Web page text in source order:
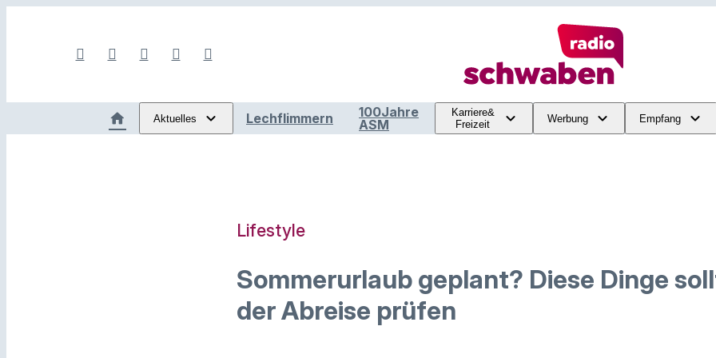
Aktuelles Lechflimmern
100Jahre
ASM
Karriere&
Freizeit
Werbung Empfang
Lifestyle
Sommerurlaub geplant? Diese Dinge
der Abreise prüfen